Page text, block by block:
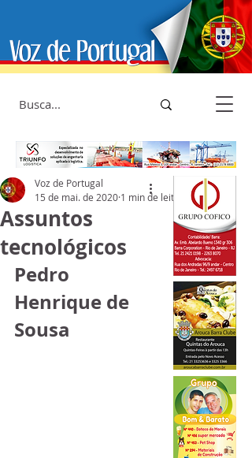
Assuntos
tecnológicos
Voz de Portugal
15 de mai. de 2020 1 min de leitura
Pedro
Henrique de
Sousa